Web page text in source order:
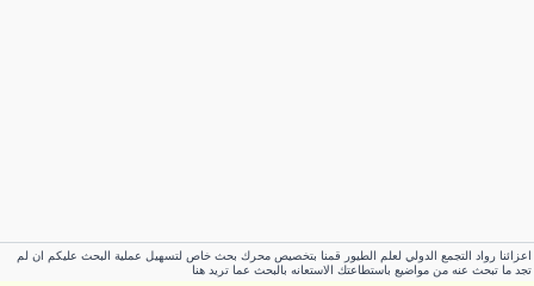
رواد التجمع الدولي لعلم الطيور قمنا بتخصيص محرك بحث خاص لتسهيل عملية البحث عليكم ان لم
ما تبحث عنه من مواضيع باستطاعتك الاستعانه بالبحث عما تريد هنا